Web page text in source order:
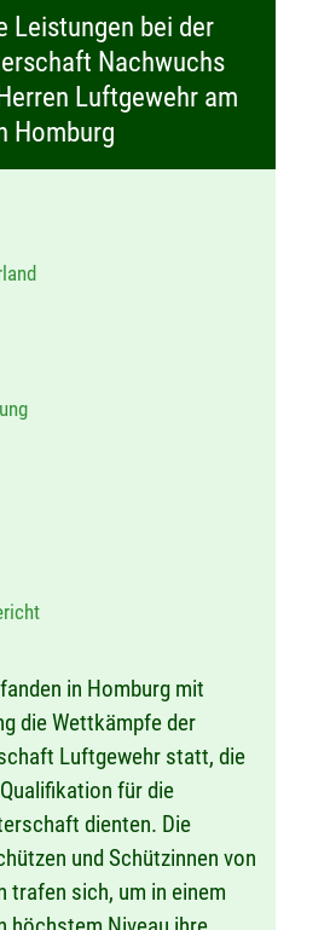
Leistungen bei der
Nachwuchs
Luftgewehr am
Homburg
in Homburg mit
die Wettkämpfe der
Luftgewehr statt, die
für die
dienten. Die
und Schützinnen von
trafen sich, um in einem